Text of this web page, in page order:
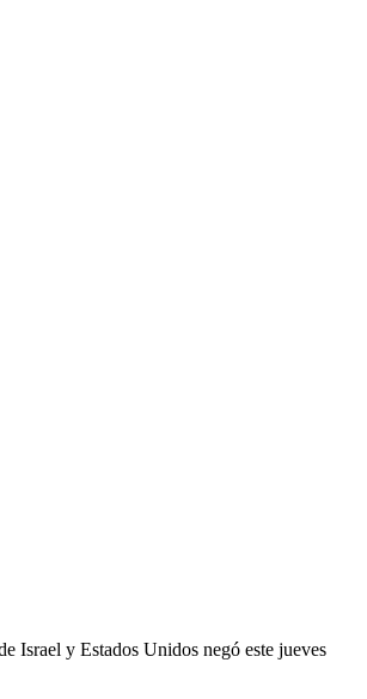
Israel y Estados Unidos negó este jueves